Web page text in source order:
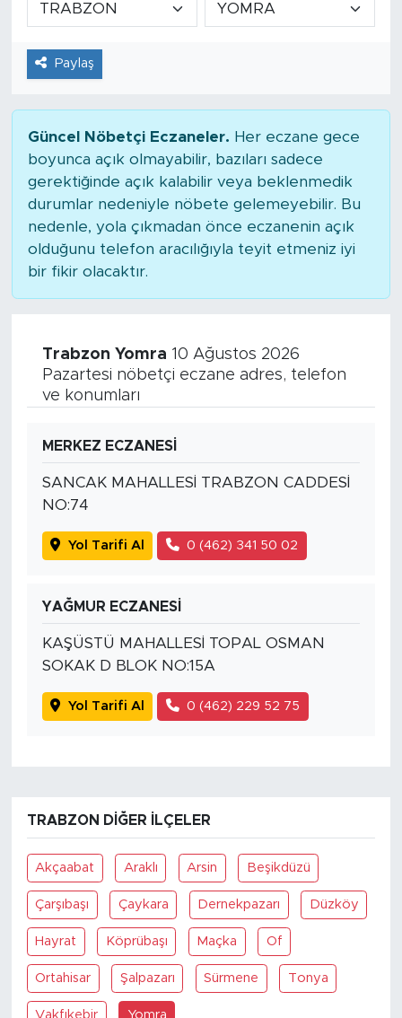
Paylaş
Güncel Nöbetçi Eczaneler. Her eczane gece
boyunca açık olmayabilir, bazıları sadece
gerektiğinde açık kalabilir veya beklenmedik
durumlar nedeniyle nöbete gelemeyebilir. Bu
nedenle, yola çıkmadan önce eczanenin açık
olduğunu telefon aracılığıyla teyit etmeniz iyi
bir fikir olacaktır.
Trabzon Yomra 10 Ağustos 2026
Pazartesi nöbetçi eczane adres, telefon
ve konumları
MERKEZ ECZANESİ
SANCAK MAHALLESİ TRABZON CADDESİ
NO:74
Yol Tarifi Al 0 (462) 341 50 02
YAĞMUR ECZANESİ
KAŞÜSTÜ MAHALLESİ TOPAL OSMAN
SOKAK D BLOK NO:15A
Yol Tarifi Al 0 (462) 229 52 75
TRABZON DIĞER İLÇELER
Akçaabat Araklı Arsin Beşikdüzü
Çarşıbaşı Çaykara Dernekpazarı Düzköy
Hayrat Köprübaşı Maçka Of
Ortahisar Şalpazarı Sürmene Tonya
Vakfıkebir Yomra
Tarihçe
Resmi İlanlar
Foto Şaka
Politika